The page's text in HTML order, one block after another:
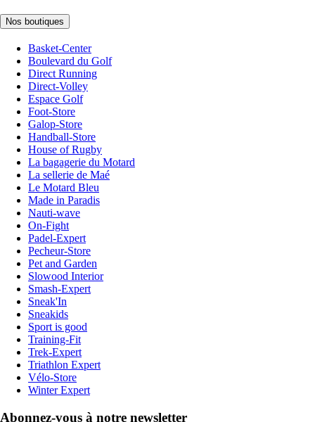
Nos boutiques
Basket-Center
Boulevard du Golf
Direct Running
Direct-Volley
Espace Golf
Foot-Store
Galop-Store
Handball-Store
House of Rugby
La bagagerie du Motard
La sellerie de Maé
Le Motard Bleu
Made in Paradis
Nauti-wave
On-Fight
Padel-Expert
Pecheur-Store
Pet and Garden
Slowood Interior
Smash-Expert
Sneak'In
Sneakids
Sport is good
Training-Fit
Trek-Expert
Triathlon Expert
Vélo-Store
Winter Expert
Abonnez-vous à notre newsletter